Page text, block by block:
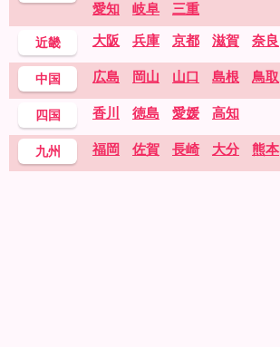
愛知
岐阜 三重
近畿 大阪 兵庫 京都 滋賀 奈良
中国 広島 岡山 山口 島根 鳥取
四国 香川 徳島 愛媛 高知
九州 福岡 佐賀 長崎 大分 熊本